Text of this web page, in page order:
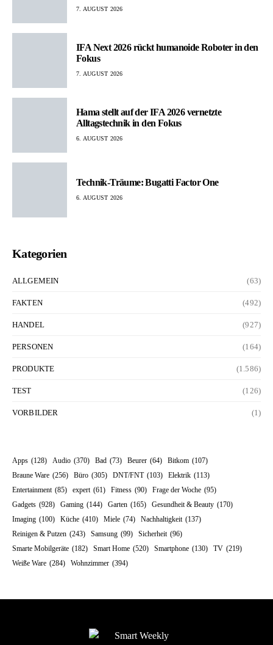
7. AUGUST 2026
IFA Next 2026 rückt humanoide Roboter in den
Fokus
7. AUGUST 2026
Hama stellt auf der IFA 2026 vernetzte
Alltagstechnik in den Fokus
6. AUGUST 2026
Technik-Träume: Bugatti Factor One
6. AUGUST 2026
Kategorien
ALLGEMEIN (63)
FAKTEN (492)
HANDEL (927)
PERSONEN (164)
PRODUKTE (1.586)
TEST (126)
VORBILDER (1)
Apps (128) Audio (370) Bad (73) Beurer (64) Bitkom (107)
Braune Ware (256) Büro (305) DNT/FNT (103) Elektrik (113)
Entertainment (85) expert (61) Fitness (90) Frage der Woche (95)
Gadgets (928) Gaming (144) Garten (165) Gesundheit & Beauty (170)
Imaging (100) Küche (410) Miele (74) Nachhaltigkeit (137)
Reinigen & Putzen (243) Samsung (99) Sicherheit (96)
Smarte Mobilgeräte (182) Smart Home (520) Smartphone (130) TV (219)
Weiße Ware (284) Wohnzimmer (394)